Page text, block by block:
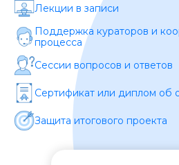
Лекции в записи
Поддержка кураторов и
процесса
Сессии вопросов и ответов
Сертификат или диплом об
Защита итогового проекта